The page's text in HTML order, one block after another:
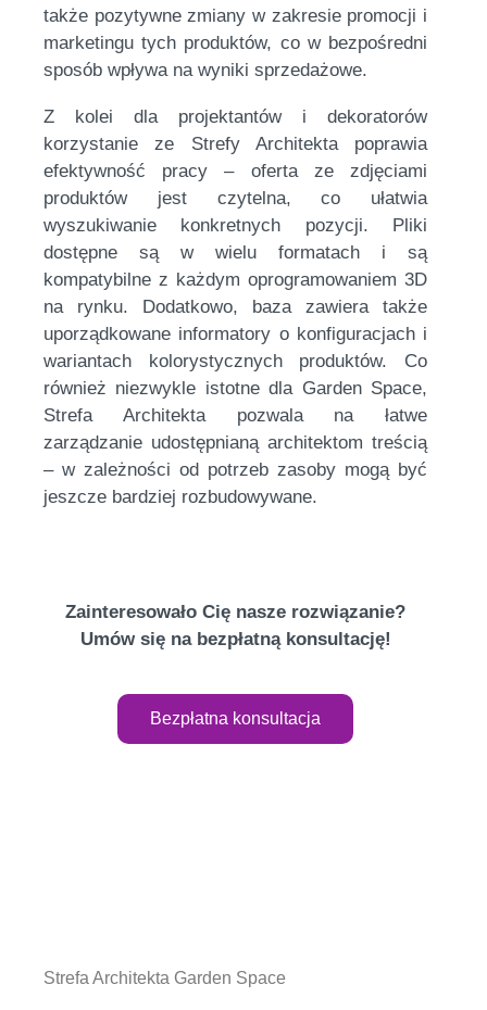
także pozytywne zmiany w zakresie promocji i
marketingu tych produktów, co w bezpośredni
sposób wpływa na wyniki sprzedażowe.
Z kolei dla projektantów i dekoratorów
korzystanie ze Strefy Architekta poprawia
efektywność pracy – oferta ze zdjęciami
produktów jest czytelna, co ułatwia
wyszukiwanie konkretnych pozycji. Pliki
dostępne są w wielu formatach i są
kompatybilne z każdym oprogramowaniem 3D
na rynku. Dodatkowo, baza zawiera także
uporządkowane informatory o konfiguracjach i
wariantach kolorystycznych produktów. Co
również niezwykle istotne dla Garden Space,
Strefa Architekta pozwala na łatwe
zarządzanie udostępnianą architektom treścią
– w zależności od potrzeb zasoby mogą być
jeszcze bardziej rozbudowywane.
Zainteresowało Cię nasze rozwiązanie?
Umów się na bezpłatną konsultację!
Bezpłatna konsultacja
Strefa Architekta Garden Space